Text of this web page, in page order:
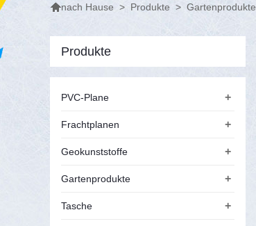
nach Hause > Produkte > Gartenprodukte
Produkte
+
PVC-Plane
+
Frachtplanen
+
Geokunststoffe
+
Gartenprodukte
+
Tasche